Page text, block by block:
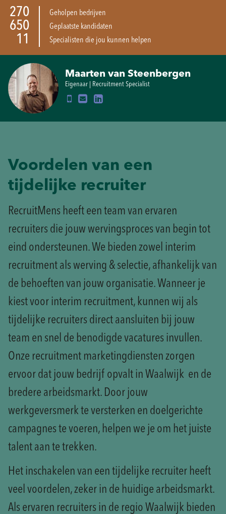
270 Geholpen bedrijven
650 Geplaatste kandidaten
11 Specialisten die jou kunnen helpen
Maarten van Steenbergen
Eigenaar | Recruitment Specialist
Voordelen van een
tijdelijke recruiter
RecruitMens heeft een team van ervaren
recruiters die jouw wervingsproces van begin tot
eind ondersteunen. We bieden zowel interim
recruitment als werving & selectie, afhankelijk van
de behoeften van jouw organisatie. Wanneer je
kiest voor interim recruitment, kunnen wij als
tijdelijke recruiters direct aansluiten bij jouw
team en snel de benodigde vacatures invullen.
Onze recruitment marketingdiensten zorgen
ervoor dat jouw bedrijf opvalt in Waalwijk en de
bredere arbeidsmarkt. Door jouw
werkgeversmerk te versterken en doelgerichte
campagnes te voeren, helpen we je om het juiste
talent aan te trekken.
Het inschakelen van een tijdelijke recruiter heeft
veel voordelen, zeker in de huidige arbeidsmarkt.
Als ervaren recruiters in de regio Waalwijk bieden